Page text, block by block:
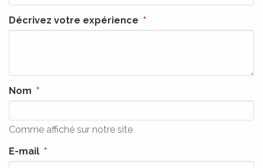
Décrivez votre expérience
Nom
Comme affiché sur notre site
E-mail